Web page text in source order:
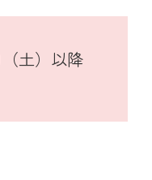
（土）以降